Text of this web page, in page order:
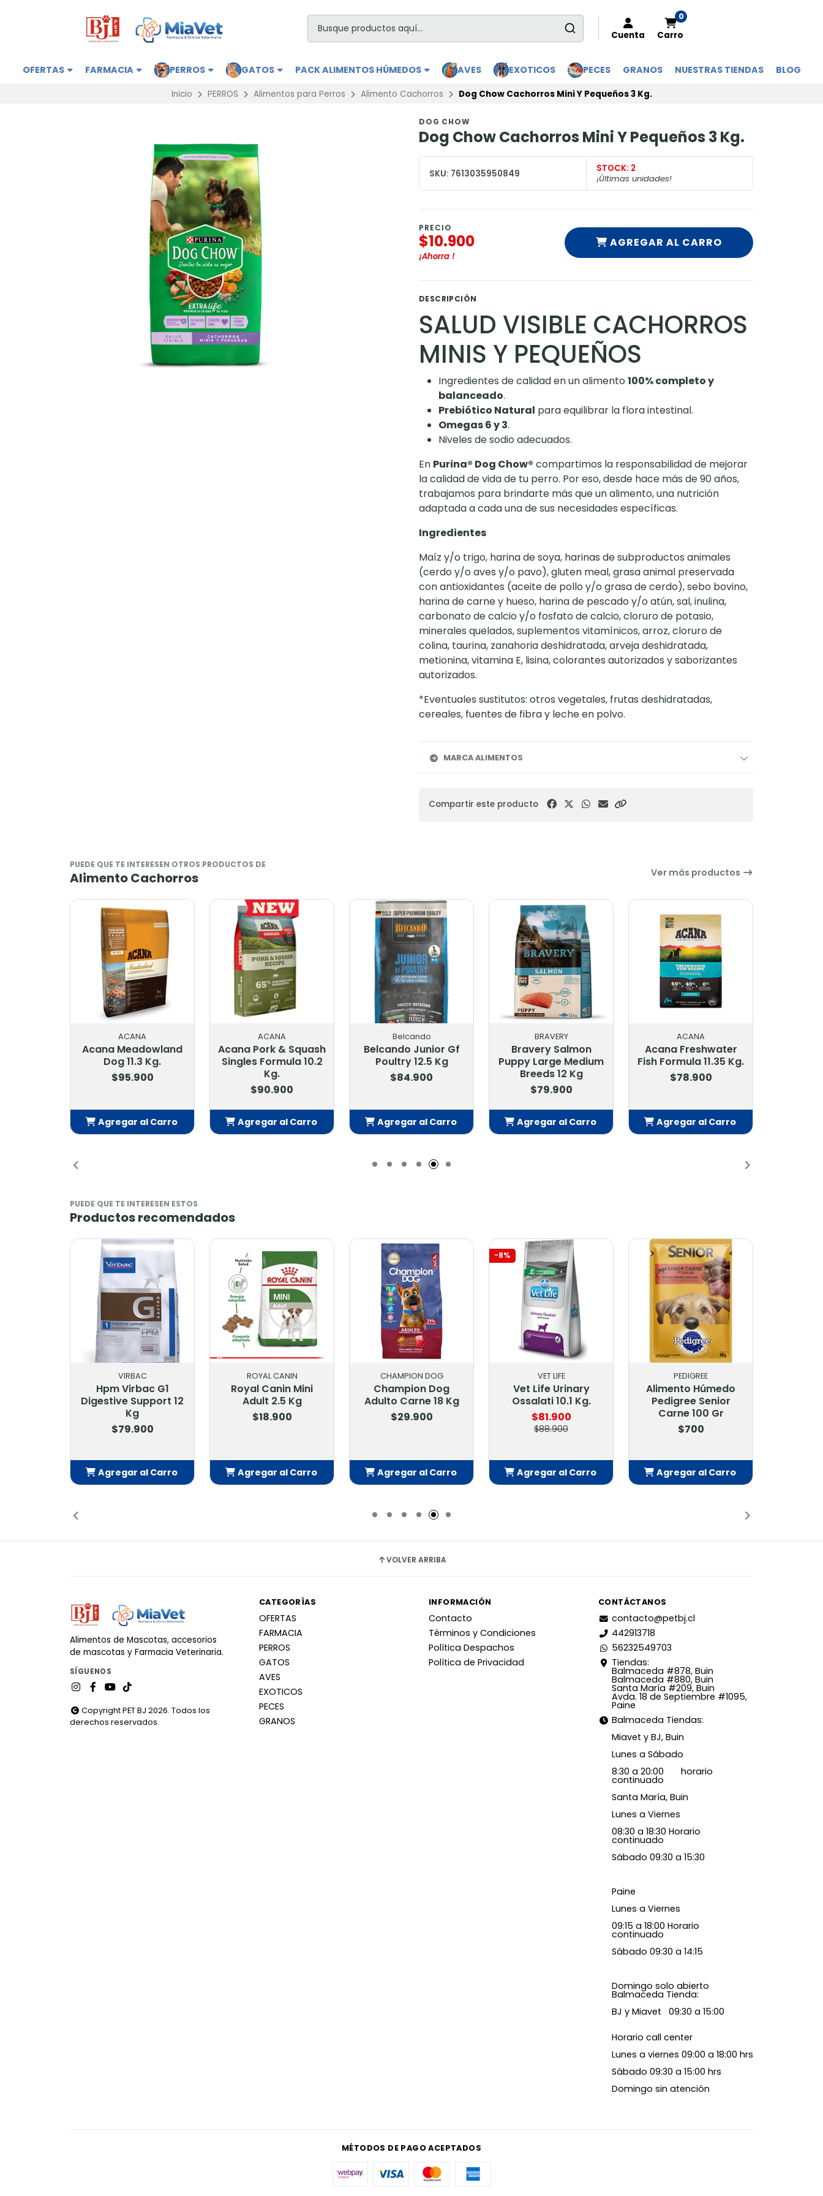
Cuenta
0
Carro
OFERTAS FARMACIA PERROS GATOS PACK ALIMENTOS HÚMEDOS AVES EXOTICOS PECES GRANOS NUESTRAS TIENDAS BLOG
Inicio PERROS Alimentos para Perros Alimento Cachorros Dog Chow Cachorros Mini Y Pequeños 3 Kg.
DOG CHOW
Dog Chow Cachorros Mini Y Pequeños 3 Kg.
SKU: 7613035950849 STOCK: 2
¡Últimas unidades!
PRECIO
$10.900
¡Ahorra !
AGREGAR AL CARRO
DESCRIPCIÓN
SALUD VISIBLE CACHORROS
MINIS Y PEQUEÑOS
Ingredientes de calidad en un alimento 100% completo y
balanceado.
Prebiótico Natural para equilibrar la flora intestinal.
Omegas 6 y 3.
Niveles de sodio adecuados.
En Purina® Dog Chow® compartimos la responsabilidad de mejorar
la calidad de vida de tu perro. Por eso, desde hace más de 90 años,
trabajamos para brindarte más que un alimento, una nutrición
adaptada a cada una de sus necesidades específicas.
Ingredientes
Maíz y/o trigo, harina de soya, harinas de subproductos animales
(cerdo y/o aves y/o pavo), gluten meal, grasa animal preservada
con antioxidantes (aceite de pollo y/o grasa de cerdo), sebo bovino,
harina de carne y hueso, harina de pescado y/o atún, sal, inulina,
carbonato de calcio y/o fosfato de calcio, cloruro de potasio,
minerales quelados, suplementos vitamínicos, arroz, cloruro de
colina, taurina, zanahoria deshidratada, arveja deshidratada,
metionina, vitamina E, lisina, colorantes autorizados y saborizantes
autorizados.
*Eventuales sustitutos: otros vegetales, frutas deshidratadas,
cereales, fuentes de fibra y leche en polvo.
MARCA ALIMENTOS
Compartir este producto
PUEDE QUE TE INTERESEN OTROS PRODUCTOS DE
Alimento Cachorros Ver más productos
ACANA
Acana Meadowland
Dog 11.3 Kg.
$95.900
Agregar al Carro
ACANA
Acana Pork & Squash
Singles Formula 10.2
Kg.
$90.900
Agregar al Carro
Belcando
Belcando Junior Gf
Poultry 12.5 Kg
$84.900
Agregar al Carro
BRAVERY
Bravery Salmon
Puppy Large Medium
Breeds 12 Kg
$79.900
Agregar al Carro
ACANA
Acana Freshwater
Fish Formula 11.35 Kg.
$78.900
Agregar al Carro
PUEDE QUE TE INTERESEN ESTOS
Productos recomendados
VIRBAC
Hpm Virbac G1
Digestive Support 12
Kg
$79.900
Agregar al Carro
ROYAL CANIN
Royal Canin Mini
Adult 2.5 Kg
$18.900
Agregar al Carro
CHAMPION DOG
Champion Dog
Adulto Carne 18 Kg
$29.900
Agregar al Carro
-8%
VET LIFE
Vet Life Urinary
Ossalati 10.1 Kg.
$81.900
$88.900
Agregar al Carro
PEDIGREE
Alimento Húmedo
Pedigree Senior
Carne 100 Gr
$700
Agregar al Carro
VOLVER ARRIBA
Alimentos de Mascotas, accesorios
de mascotas y Farmacia Veterinaria.
SÍGUENOS
Copyright PET BJ 2026. Todos los
derechos reservados.
CATEGORÍAS
OFERTAS
FARMACIA
PERROS
GATOS
AVES
EXOTICOS
PECES
GRANOS
INFORMACIÓN
Contacto
Términos y Condiciones
Política Despachos
Política de Privacidad
CONTÁCTANOS
contacto@petbj.cl
442913718
56232549703
Tiendas:
Balmaceda #878, Buin
Balmaceda #880, Buin
Santa María #209, Buin
Avda. 18 de Septiembre #1095,
Paine
Balmaceda Tiendas:
Miavet y BJ, Buin
Lunes a Sábado
8:30 a 20:00 horario
continuado
Santa María, Buin
Lunes a Viernes
08:30 a 18:30 Horario
continuado
Sábado 09:30 a 15:30
Paine
Lunes a Viernes
09:15 a 18:00 Horario
continuado
Sábado 09:30 a 14:15
Domingo solo abierto
Balmaceda Tienda:
BJ y Miavet 09:30 a 15:00
Horario call center
Lunes a viernes 09:00 a 18:00 hrs
Sábado 09:30 a 15:00 hrs
Domingo sin atención
MÉTODOS DE PAGO ACEPTADOS